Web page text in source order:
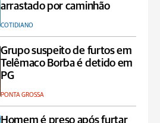
arrastado por caminhão
COTIDIANO
Grupo suspeito de furtos em
Telêmaco Borba é detido em
PG
PONTA GROSSA
Homem é preso após furtar